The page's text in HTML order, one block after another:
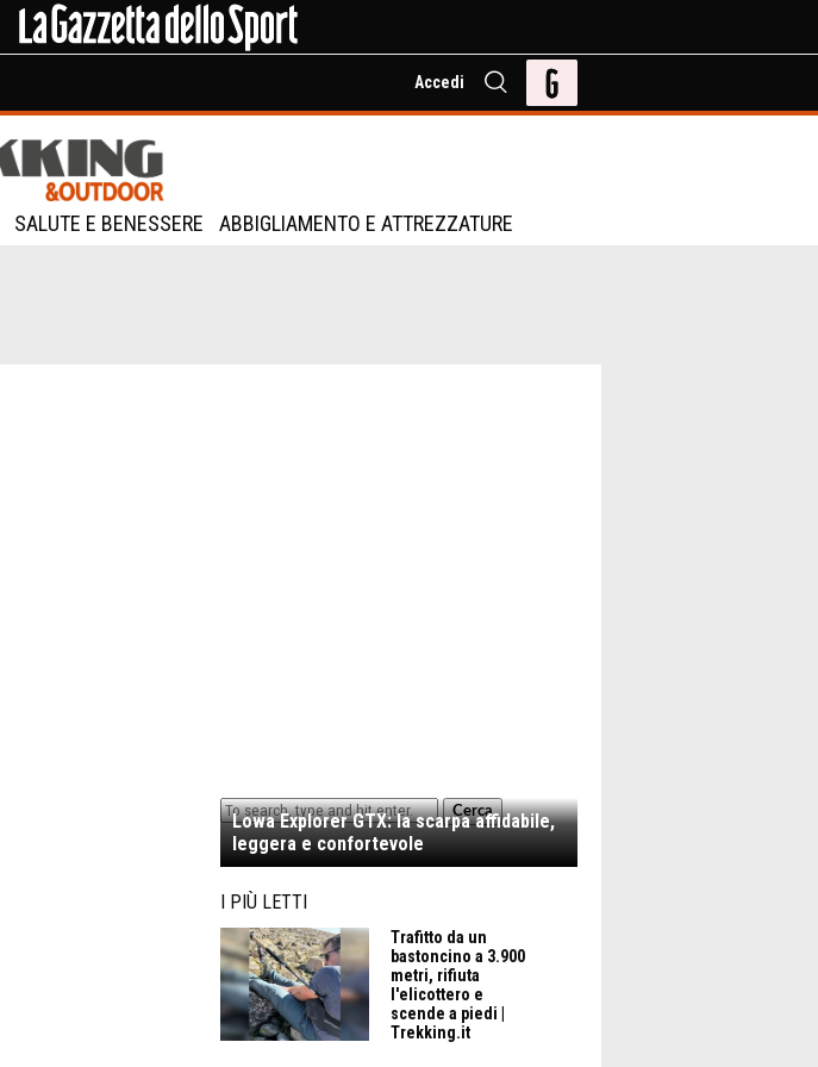
Accedi
SALUTE E BENESSERE ABBIGLIAMENTO E ATTREZZATURE
Cerca
Lowa Explorer GTX: la scarpa affidabile,
leggera e confortevole
I PIÙ LETTI
Trafitto da un
bastoncino a 3.900
metri, rifiuta
l'elicottero e
scende a piedi |
Trekking.it